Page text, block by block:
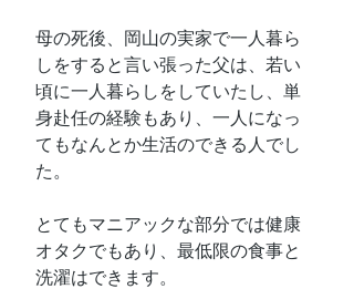
母の死後、岡山の実家で一人暮ら
しをすると言い張った父は、若い
頃に一人暮らしをしていたし、単
身赴任の経験もあり、一人になっ
てもなんとか生活のできる人でし
た。
とてもマニアックな部分では健康
オタクでもあり、最低限の食事と
洗濯はできます。